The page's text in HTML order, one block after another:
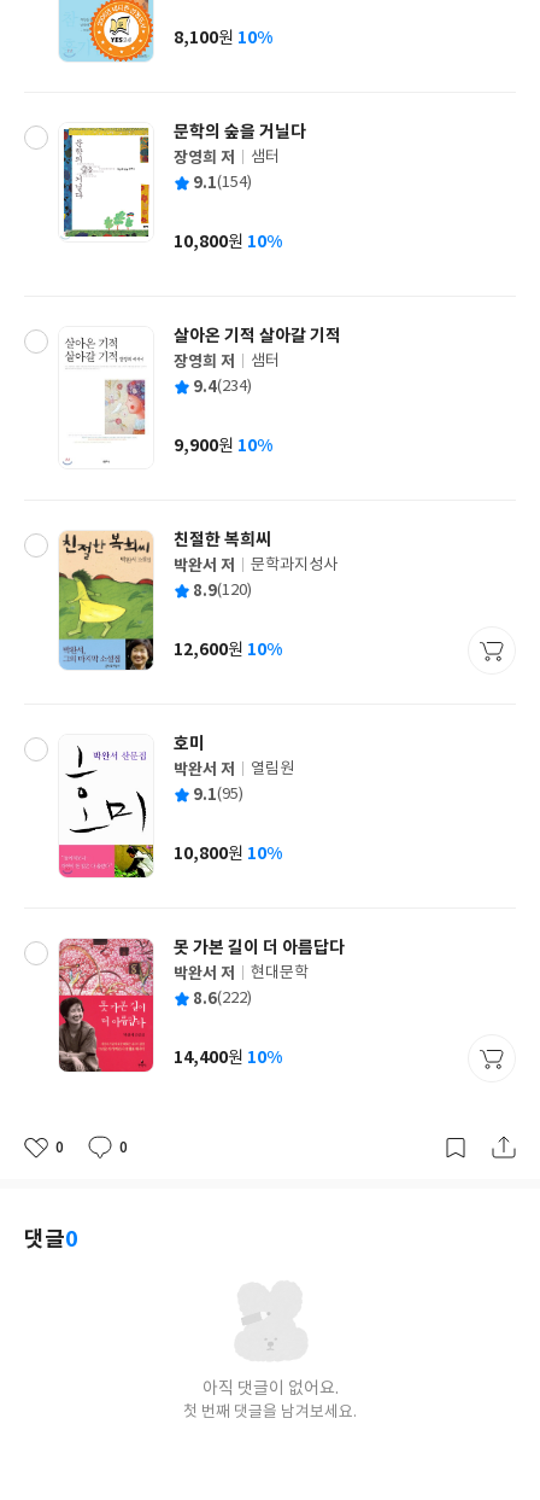
사
가
8,100원 10%
문학의 숲을 거닐다
글
쓴
장영희 저
출
사
샘터
평 9.1(154)
가
10,800원 10%
살아온 기적 살아갈 기적
글
쓴
장영희 저
출
사
샘터
평 9.4(234)
가
9,900원 10%
친절한 복희씨
글
쓴
박완서 저
출
사
문학과지성사
평 8.9(120)
가
12,600원 10%
호미
글
쓴
박완서 저
출
사
열림원
평 9.1(95)
가
10,800원 10%
못 가본 길이 더 아름답다
글
쓴
박완서 저
출
사
현대문학
평 8.6(222)
가
14,400원 10%
좋
0
댓
0
작
댓글0
아직 댓글이 없어요.
첫 번째 댓글을 남겨보세요.